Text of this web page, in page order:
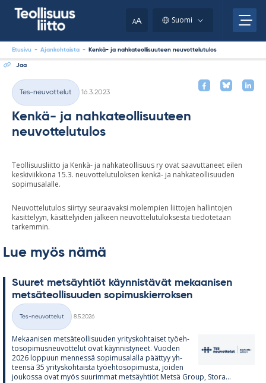
AA Suomi
Etusivu - Ajankohtaista - Kenkä- ja nahkateollisuuteen neuvottelutulos
Jaa
Kategoriat
Tes-neuvottelut
16.3.2023
Kenkä- ja nahkateollisuuteen
neuvottelutulos
Teollisuusliitto ja Kenkä- ja nahkateollisuus ry ovat saavuttaneet eilen
keskiviikkona 15.3. neuvottelutuloksen kenkä- ja nahkateollisuuden
sopimusalalle.
Neuvottelutulos siirtyy seuraavaksi molempien liittojen hallintojen
käsittelyyn, käsittelyiden jälkeen neuvottelutuloksesta tiedotetaan
tarkemmin.
Lue myös nämä
Suu­ret met­säyh­tiöt käyn­nis­tä­vät me­kaa­ni­sen
met­sä­teol­li­suu­den so­pi­mus­kier­rok­sen
Kategoriat
Tes-neuvottelut
8.5.2026
Me­kaa­ni­sen met­sä­teol­li­suu­den yri­tys­koh­tai­set työ­eh­
to­so­pi­mus­neu­vot­te­lut ovat käyn­nis­ty­neet. Vuo­den
2026 lop­puun men­nessä so­pi­musa­lalla päät­tyy yh­
teensä 35 yri­tys­koh­taista työ­eh­to­so­pi­musta, joi­den
jou­kossa ovat myös suu­rim­mat met­säyh­tiöt Metsä Group, Stora...
clipboard.)